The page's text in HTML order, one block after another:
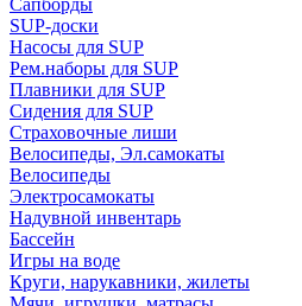
Сапборды
SUP-доски
Насосы для SUP
Рем.наборы для SUP
Плавники для SUP
Сидения для SUP
Страховочные лиши
Велосипеды, Эл.самокаты
Велосипеды
Электросамокаты
Надувной инвентарь
Бассейн
Игры на воде
Круги, нарукавники, жилеты